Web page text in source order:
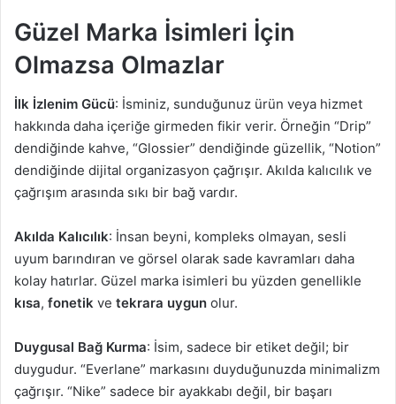
Güzel Marka İsimleri İçin
Olmazsa Olmazlar
İlk İzlenim Gücü: İsminiz, sunduğunuz ürün veya hizmet
hakkında daha içeriğe girmeden fikir verir. Örneğin “Drip”
dendiğinde kahve, “Glossier” dendiğinde güzellik, “Notion”
dendiğinde dijital organizasyon çağrışır. Akılda kalıcılık ve
çağrışım arasında sıkı bir bağ vardır.
Akılda Kalıcılık: İnsan beyni, kompleks olmayan, sesli
uyum barındıran ve görsel olarak sade kavramları daha
kolay hatırlar. Güzel marka isimleri bu yüzden genellikle
kısa, fonetik ve tekrara uygun olur.
Duygusal Bağ Kurma: İsim, sadece bir etiket değil; bir
duygudur. “Everlane” markasını duyduğunuzda minimalizm
çağrışır. “Nike” sadece bir ayakkabı değil, bir başarı